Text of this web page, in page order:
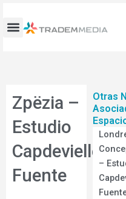
contenido
Zpëzia –
Estudio
Capdevielle-
Fuente
Otras
–